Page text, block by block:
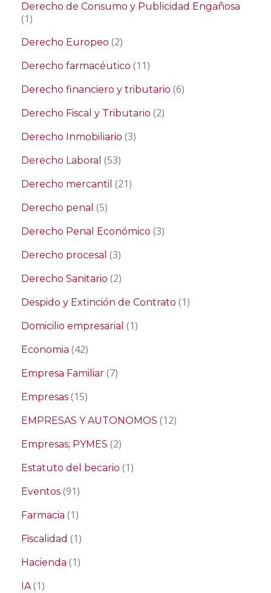
Derecho de Consumo y Publicidad Engañosa
(1)
Derecho Europeo (2)
Derecho farmacéutico (11)
Derecho financiero y tributario (6)
Derecho Fiscal y Tributario (2)
Derecho Inmobiliario (3)
Derecho Laboral (53)
Derecho mercantil (21)
Derecho penal (5)
Derecho Penal Económico (3)
Derecho procesal (3)
Derecho Sanitario (2)
Despido y Extinción de Contrato (1)
Domicilio empresarial (1)
Economia (42)
Empresa Familiar (7)
Empresas (15)
EMPRESAS Y AUTONOMOS (12)
Empresas; PYMES (2)
Estatuto del becario (1)
Eventos (91)
Farmacia (1)
Fiscalidad (1)
Hacienda (1)
IA(1)